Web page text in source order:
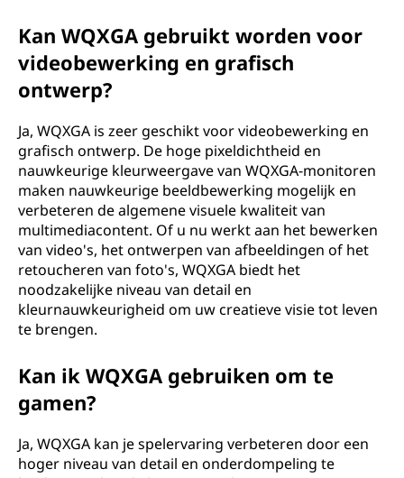
Kan WQXGA gebruikt worden voor
videobewerking en grafisch
ontwerp?
Ja, WQXGA is zeer geschikt voor videobewerking en
grafisch ontwerp. De hoge pixeldichtheid en
nauwkeurige kleurweergave van WQXGA-monitoren
maken nauwkeurige beeldbewerking mogelijk en
verbeteren de algemene visuele kwaliteit van
multimediacontent. Of u nu werkt aan het bewerken
van video's, het ontwerpen van afbeeldingen of het
retoucheren van foto's, WQXGA biedt het
noodzakelijke niveau van detail en
kleurnauwkeurigheid om uw creatieve visie tot leven
te brengen.
Kan ik WQXGA gebruiken om te
gamen?
Ja, WQXGA kan je spelervaring verbeteren door een
hoger niveau van detail en onderdompeling te